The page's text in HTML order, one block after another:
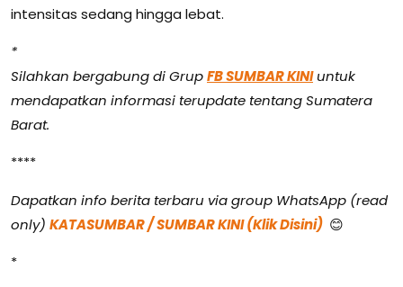
intensitas sedang hingga lebat.
*
Silahkan bergabung di GrupFB SUMBAR KINIuntuk
mendapatkan informasi terupdate tentang Sumatera
Barat.
****
Dapatkan info berita terbaru via group WhatsApp (read
only) KATASUMBAR / SUMBAR KINI (Klik Disini) 😊
*